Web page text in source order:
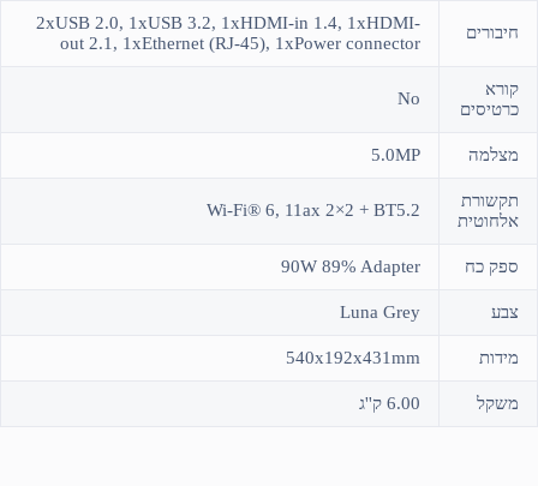
חיבורים
2xUSB 2.0, 1xUSB 3.2, 1xHDMI-in 1.4, 1xHDMI-
out 2.1, 1xEthernet (RJ-45), 1xPower connector
קורא
כרטיסים
No
מצלמה 5.0MP
תקשורת
אלחוטית
Wi-Fi® 6, 11ax 2×2 + BT5.2
ספק כח 90W 89% Adapter
צבע Luna Grey
מידות 540x192x431mm
משקל 6.00 ק''ג